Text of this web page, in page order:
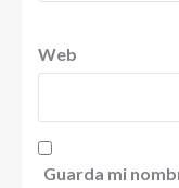
Web
Guarda mi